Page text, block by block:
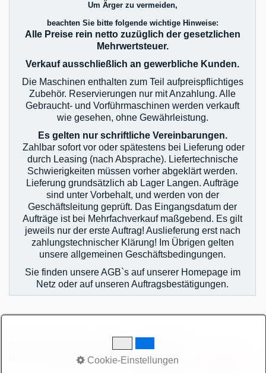
Um Ärger zu vermeiden,
beachten Sie bitte folgende wichtige Hinweise:
Alle Preise rein netto zuzüglich der gesetzlichen
Mehrwertsteuer.
Verkauf ausschließlich an gewerbliche Kunden.
Die Maschinen enthalten zum Teil aufpreispflichtiges
Zubehör. Reservierungen nur mit Anzahlung. Alle
Gebraucht- und Vorführmaschinen werden verkauft
wie gesehen, ohne Gewährleistung.
Es gelten nur schriftliche Vereinbarungen.
Zahlbar sofort vor oder spätestens bei Lieferung oder
durch Leasing (nach Absprache). Liefertechnische
Schwierigkeiten müssen vorher abgeklärt werden.
Lieferung grundsätzlich ab Lager Langen. Aufträge
sind unter Vorbehalt, und werden von der
Geschäftsleitung geprüft. Das Eingangsdatum der
Aufträge ist bei Mehrfachverkauf maßgebend. Es gilt
jeweils nur der erste Auftrag! Auslieferung erst nach
zahlungstechnischer Klärung! Im Übrigen gelten
unsere allgemeinen Geschäftsbedingungen.
Sie finden unsere AGB`s auf unserer Homepage im
Netz oder auf unseren Auftragsbestätigungen.
Datenschutzerklärung
intern
Cookie-Einstellungen